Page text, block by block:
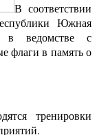
В соответствии
Южная
в ведомстве с
флаги в память о
тренировки